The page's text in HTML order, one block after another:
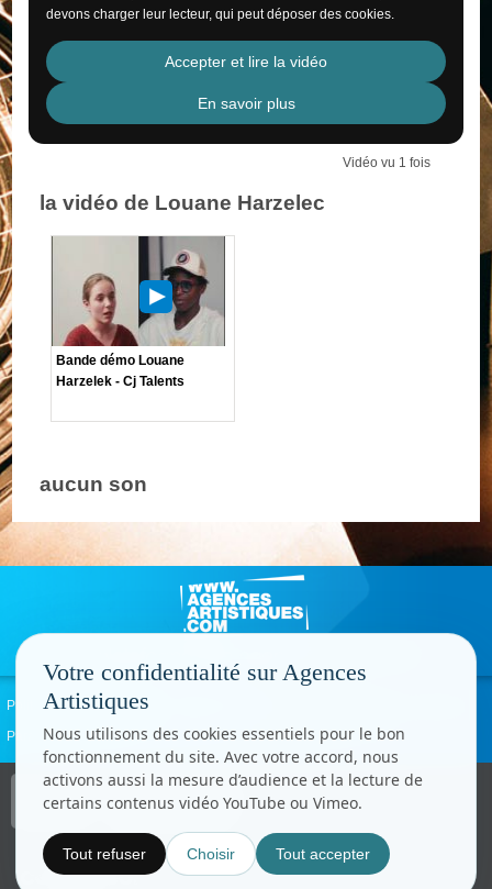
devons charger leur lecteur, qui peut déposer des cookies.
Accepter et lire la vidéo
En savoir plus
Vidéo vu 1 fois
la vidéo de Louane Harzelec
Bande démo Louane
Harzelek - Cj Talents
aucun son
Politique de confidentialité
Paramètres cookies
Copyright © CC.Comunication
Tous droits réservés
Votre confidentialité sur Agences
Artistiques
Nous utilisons des cookies essentiels pour le bon
fonctionnement du site. Avec votre accord, nous
activons aussi la mesure d’audience et la lecture de
certains contenus vidéo YouTube ou Vimeo.
Tout refuser Choisir Tout accepter